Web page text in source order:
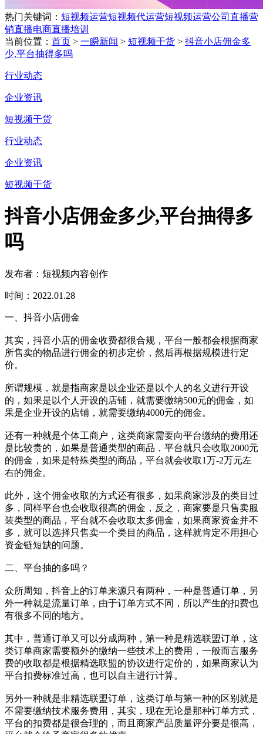
热门关键词： 短视频运营短视频代运营短视频运营公司 直播营
销直播电商直播培训
当前位置： 首页 > 一瞬新闻 > 短视频干货 > 抖音小店佣金多
少,平台抽得多吗
行业动态
企业资讯
短视频干货
行业动态
企业资讯
短视频干货
抖音小店佣金多少,平台抽得多
吗
发布者：短视频内容创作
时间：2022.01.28
一、抖音小店佣金
其实，抖音小店的佣金收费都很合规，平台一般都会根据商家
所售卖的物品进行佣金的初步定价，然后再根据规模进行定
价。
所谓规模，就是指商家是以企业还是以个人的名义进行开设
的，如果是以个人开设的店铺，就需要缴纳500元的佣金，如
果是企业开设的店铺，就需要缴纳4000元的佣金。
还有一种就是个体工商户，这类商家需要向平台缴纳的费用还
是比较贵的，如果是普通类型的商品，平台就只会收取2000元
的佣金，如果是特殊类型的商品，平台就会收取1万-2万元左
右的佣金。
此外，这个佣金收取的方式还有很多，如果商家涉及的类目过
多，同样平台也会收取很高的佣金，反之，商家要是只售卖服
装类型的商品，平台就不会收取太多佣金，如果商家资金并不
多，就可以选择只售卖一个类目的商品，这样就肯定不用担心
资金链短缺的问题。
二、平台抽的多吗？
众所周知，抖音上的订单来源只有两种，一种是普通订单，另
外一种就是流量订单，由于订单方式不同，所以产生的扣费也
有很多不同的地方。
其中，普通订单又可以分成两种，第一种是精选联盟订单，这
类订单商家需要额外的缴纳一些技术上的费用，一般而言服务
费的收取都是根据精选联盟的协议进行定价的，如果商家认为
平台扣费标准过高，也可以自主进行计算。
另外一种就是非精选联盟订单，这类订单与第一种的区别就是
不需要缴纳技术服务费用，其实，现在无论是那种订单方式，
平台的扣费都是很合理的，而且商家产品质量评分要是很高，